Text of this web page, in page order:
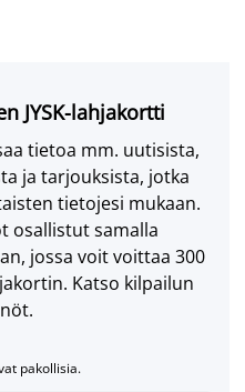
JYSK-lahjakortti
tietoa mm. uutisista,
ja tarjouksista, jotka
tietojesi mukaan.
osallistut samalla
jossa voit voittaa 300
Katso kilpailun
pakollisia.